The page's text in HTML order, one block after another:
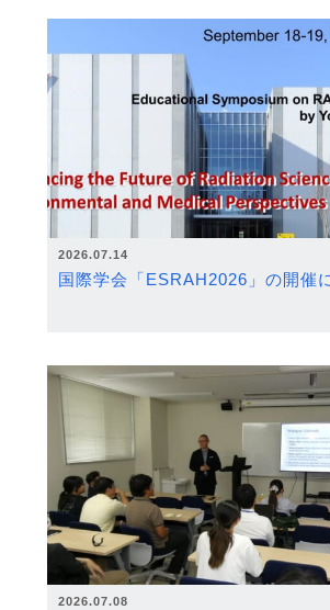
2026.07.14
国際学会「ESRAH2026」の開催
2026.07.08